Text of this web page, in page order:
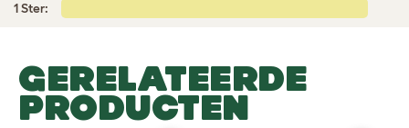
1 Ster:
GERELATEERDE
PRODUCTEN